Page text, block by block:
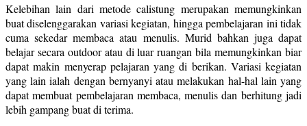
Kelebihan lain dari metode calistung merupakan memungkinkan
buat diselenggarakan variasi kegiatan, hingga pembelajaran ini tidak
cuma sekedar membaca atau menulis. Murid bahkan juga dapat
belajar secara outdoor atau di luar ruangan bila memungkinkan biar
dapat makin menyerap pelajaran yang di berikan. Variasi kegiatan
yang lain ialah dengan bernyanyi atau melakukan hal-hal lain yang
dapat membuat pembelajaran membaca, menulis dan berhitung jadi
lebih gampang buat di terima.